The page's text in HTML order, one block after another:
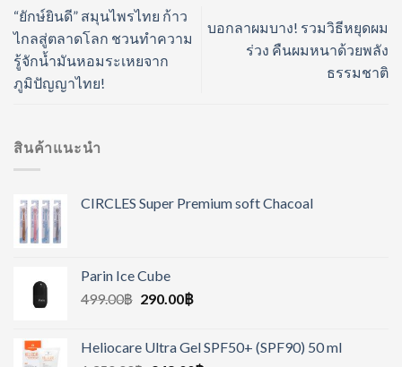
“ยักษ์ยินดี” สมุนไพรไทย ก้าว
ไกลสู่ตลาดโลก ชวนทำความ
รู้จักน้ำมันหอมระเหยจาก
ภูมิปัญญาไทย!
บอกลาผมบาง! รวมวิธีหยุดผม
ร่วง คืนผมหนาด้วยพลัง
ธรรมชาติ
สินค้าแนะนำ
CIRCLES Super Premium soft Chacoal
Parin Ice Cube
499.00฿ 290.00฿
Heliocare Ultra Gel SPF50+ (SPF90) 50 ml